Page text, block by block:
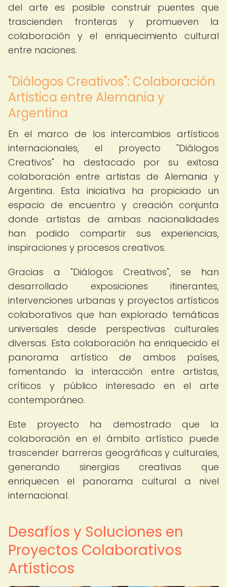
del arte es posible construir puentes que
trascienden fronteras y promueven la
colaboración y el enriquecimiento cultural
entre naciones.
"Diálogos Creativos": Colaboración
Artística entre Alemania y
Argentina
En el marco de los intercambios artísticos
internacionales, el proyecto "Diálogos
Creativos" ha destacado por su exitosa
colaboración entre artistas de Alemania y
Argentina. Esta iniciativa ha propiciado un
espacio de encuentro y creación conjunta
donde artistas de ambas nacionalidades
han podido compartir sus experiencias,
inspiraciones y procesos creativos.
Gracias a "Diálogos Creativos", se han
desarrollado exposiciones itinerantes,
intervenciones urbanas y proyectos artísticos
colaborativos que han explorado temáticas
universales desde perspectivas culturales
diversas. Esta colaboración ha enriquecido el
panorama artístico de ambos países,
fomentando la interacción entre artistas,
críticos y público interesado en el arte
contemporáneo.
Este proyecto ha demostrado que la
colaboración en el ámbito artístico puede
trascender barreras geográficas y culturales,
generando sinergias creativas que
enriquecen el panorama cultural a nivel
internacional.
Desafíos y Soluciones en
Proyectos Colaborativos
Artísticos